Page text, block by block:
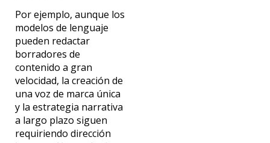
Por ejemplo, aunque los
modelos de lenguaje
pueden redactar
borradores de
contenido a gran
velocidad, la creación de
una voz de marca única
y la estrategia narrativa
a largo plazo siguen
requiriendo dirección